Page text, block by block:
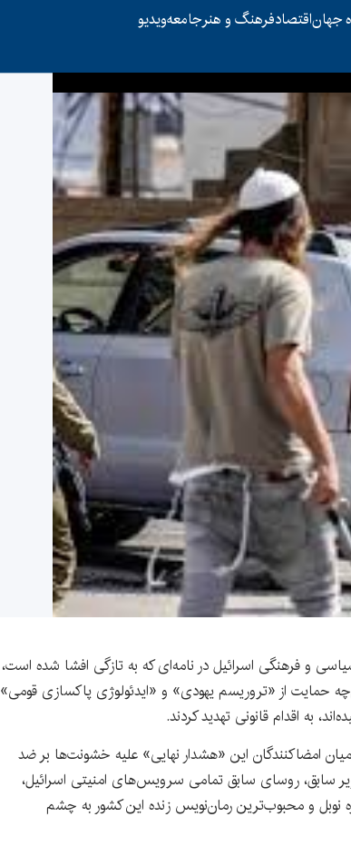
جهاناقتصادفرهنگ و هنرجامعهویدیو
و فرهنگی اسرائیل در نامه‌ای که به تازگی افشا شده است،
حمایت از «تروریسم یهودی» و «ایدئولوژی پاکسازی قومی»
به اقدام قانونی تهدید کردند.
میان امضاکنندگان این «هشدار نهایی» علیه خشونت‌ها بر ضد
سابق، روسای سابق تمامی سرویس‌های امنیتی اسرائیل،
نوبل و محبوب‌ترین رمان‌نویس زنده این کشور به چشم